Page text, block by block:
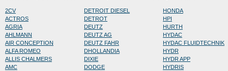
2CV
ACTROS
AGRIA
AHLMANN
AIR CONCEPTION
ALFA ROMEO
ALLIS CHALMERS
AMC
DETROIT DIESEL
DETROT
DEUTZ
DEUTZ AG
DEUTZ FAHR
DHOLLANDIA
DIXIE
DODGE
HONDA
HPI
HURTH
HYDAC
HYDAC FLUIDTECHNIK
HYDR
HYDR APP
HYDRIS